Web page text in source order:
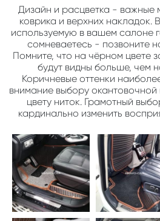
Дизайн и расцветка - важные
коврика и верхних накладок.
используемую в вашем салоне
сомневаетесь - позвоните
Помните, что на чёрном цвете
будут видны больше, чем
Коричневые оттенки
внимание выбору
цвету ниток. Грамотный
кардинально изменить